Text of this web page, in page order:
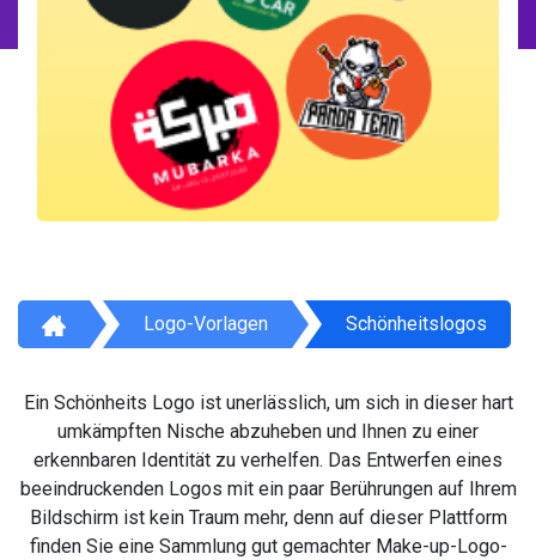
Logo-Vorlagen Schönheitslogos
Ein Schönheits Logo ist unerlässlich, um sich in dieser hart
umkämpften Nische abzuheben und Ihnen zu einer
erkennbaren Identität zu verhelfen. Das Entwerfen eines
beeindruckenden Logos mit ein paar Berührungen auf Ihrem
Bildschirm ist kein Traum mehr, denn auf dieser Plattform
finden Sie eine Sammlung gut gemachter Make-up-Logo-